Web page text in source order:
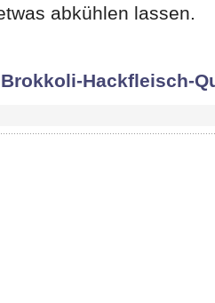
abkühlen lassen.
Brokkoli-Hackfleisch-